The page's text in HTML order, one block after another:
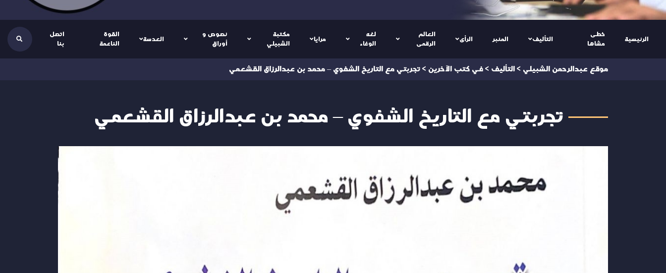
الرئيسية
خطى
مشاها
التأليف المنبر الرأى
العالم
الرقمى
لغه
الوفاء
مرايا
مكتبة
الشبيلي
نصوص و
أوراق
العدسة
القوة
الناعمة
اتصل
بنا
موقع عبدالرحمن الشبيلي > التأليف > في كتب الآخرين > تجربتي مع التاريخ الشفوي – محمد بن عبدالرزاق القشعمي
تجربتي مع التاريخ الشفوي – محمد بن عبدالرزاق القشعمي